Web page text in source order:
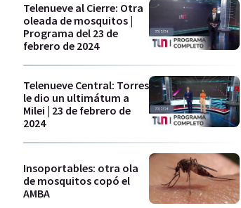
Telenueve al Cierre: Otra
oleada de mosquitos |
Programa del 23 de
febrero de 2024
Telenueve Central: Torres
le dio un ultimátum a
Milei | 23 de febrero de
2024
Insoportables: otra ola
de mosquitos copó el
AMBA